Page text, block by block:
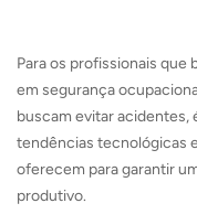
Para os profissionais
em segurança
buscam evitar acidentes,
tendências tecnológicas
oferecem para garantir
produtivo.